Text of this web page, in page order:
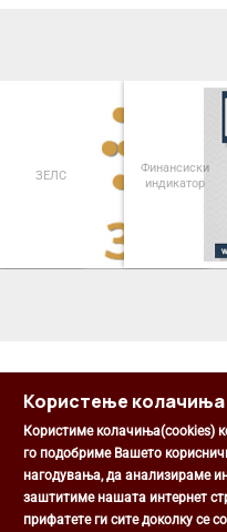
ЗЕЛС
Финансиски
индикатор
Михаил
Користење колачиња
Користиме колачиња(cookies)
го подобриме Вашето
нагодувања, да анализираме
заштитиме нашата интернет
прифатете ги сите доколку се